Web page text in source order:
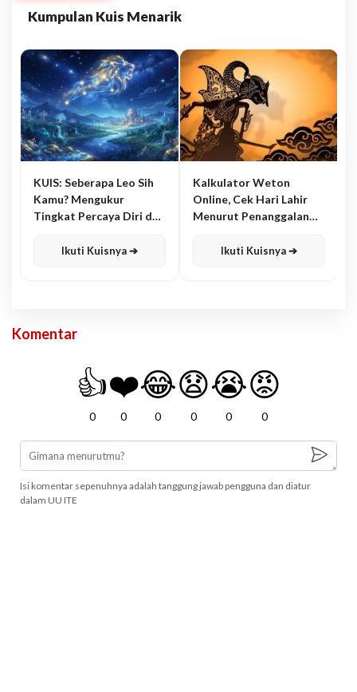
Kumpulan Kuis Menarik
KUIS: Seberapa Leo Sih
Kamu? Mengukur
Tingkat Percaya Diri dan
Ikuti Kuisnya ➔
Kalkulator Weton
Online, Cek Hari Lahir
Menurut Penanggalan
Ikuti Kuisnya ➔
Komentar
👍
0
❤️
0
😂
0
😧
0
😭
0
😡
0
Isi komentar sepenuhnya adalah tanggung jawab pengguna dan diatur
dalam UU ITE